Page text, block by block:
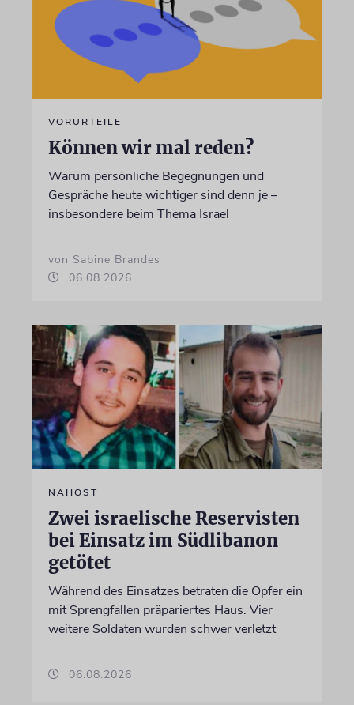
VORURTEILE
Können wir mal reden?
Warum persönliche Begegnungen und
Gespräche heute wichtiger sind denn je –
insbesondere beim Thema Israel
von Sabine Brandes
06.08.2026
NAHOST
Zwei israelische Reservisten
bei Einsatz im Südlibanon
getötet
Während des Einsatzes betraten die Opfer ein
mit Sprengfallen präpariertes Haus. Vier
weitere Soldaten wurden schwer verletzt
06.08.2026